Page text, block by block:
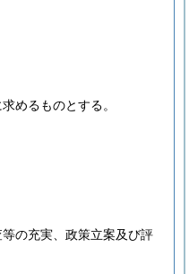
めるものとする。
の充実、政策立案及び評